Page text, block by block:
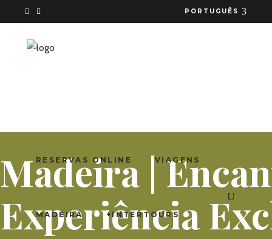
PORTUGUÊS
RESERVAS ONLINE VIAGENS
MADEIRA +INTERTOURS
Madeira |
Experiência